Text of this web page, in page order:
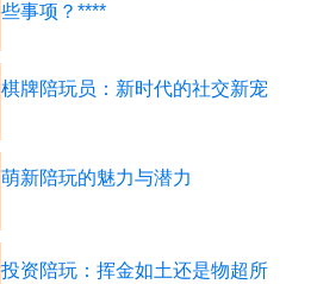
些事项？****
棋牌陪玩员：新时代的社交新宠
萌新陪玩的魅力与潜力
投资陪玩：挥金如土还是物超所